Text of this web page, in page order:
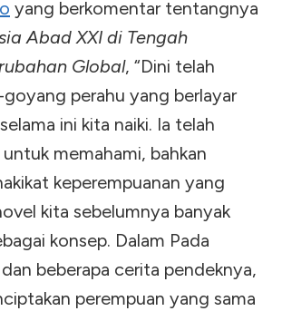
yang berkomentar tentangnya
Abad XXI di Tengah
Global, “Dini telah
perahu yang berlayar
ini kita naiki. Ia telah
memahami, bahkan
keperempuanan yang
kita sebelumnya banyak
konsep. Dalam Pada
beberapa cerita pendeknya,
perempuan yang sama